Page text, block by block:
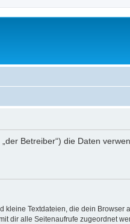
Betreiber“) die Daten
Textdateien, die dein
dir alle Seitenaufrufe zugeordnet